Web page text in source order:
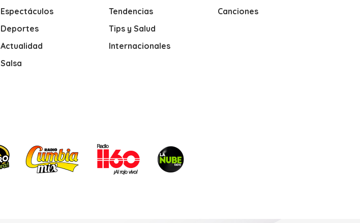
Espectáculos
Deportes
Actualidad
Salsa
Tendencias
Tips y Salud
Internacionales
Canciones